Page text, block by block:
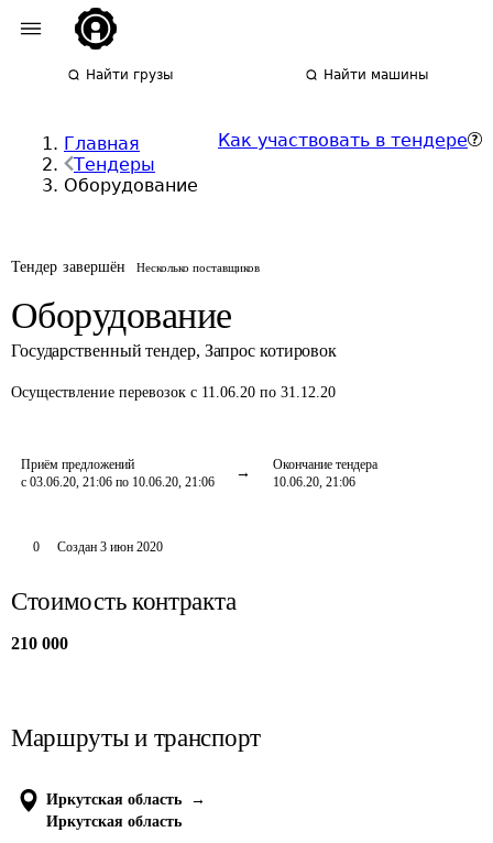
Найти грузы Найти машины
Главная
Тендеры
Оборудование
Как участвовать в тендере
Тендер завершён Несколько поставщиков
Оборудование
Государственный тендер, Запрос котировок
Осуществление перевозок с 11.06.20 по 31.12.20
Приём предложений
с 03.06.20, 21:06 по 10.06.20, 21:06
Окончание тендера
10.06.20, 21:06
0 Создан 3 июн 2020
Стоимость контракта
210 000
Маршруты и транспорт
Иркутская область
→
Иркутская область